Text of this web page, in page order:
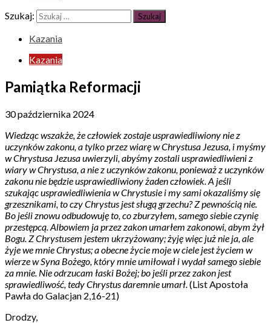
Szukaj:
Kazania
Kazania
Pamiątka Reformacji
30 października 2024
Wiedząc wszakże, że człowiek zostaje usprawiedliwiony nie z
uczynków zakonu, a tylko przez wiarę w Chrystusa Jezusa, i myśmy
w Chrystusa Jezusa uwierzyli, abyśmy zostali usprawiedliwieni z
wiary w Chrystusa, a nie z uczynków zakonu, ponieważ z uczynków
zakonu nie będzie usprawiedliwiony żaden człowiek. A jeśli
szukając usprawiedliwienia w Chrystusie i my sami okazaliśmy się
grzesznikami, to czy Chrystus jest sługą grzechu? Z pewnością nie.
Bo jeśli znowu odbudowuję to, co zburzyłem, samego siebie czynię
przestępcą. Albowiem ja przez zakon umarłem zakonowi, abym żył
Bogu. Z Chrystusem jestem ukrzyżowany; żyję więc już nie ja, ale
żyje we mnie Chrystus; a obecne życie moje w ciele jest życiem w
wierze w Syna Bożego, który mnie umiłował i wydał samego siebie
za mnie. Nie odrzucam łaski Bożej; bo jeśli przez zakon jest
sprawiedliwość, tedy Chrystus daremnie umarł.(List Apostoła
Pawła do Galacjan 2,16-21)
Drodzy,